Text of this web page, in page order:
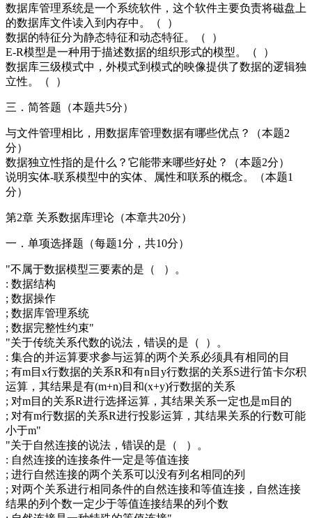
数据库管理系统是一个系统软件，这个软件主要负责将磁盘上
的数据库文件读入到内存中。（ ）
数据的特征分为静态特征和动态特征。（ ）
E-R模型是一种用于描述数据的组织形式的模型。（ ）
数据库三级模式中，外模式到模式的映像提供了数据的逻辑独
立性。（ ）
三．简答题（本题共5分）
与文件管理相比，用数据库管理数据有哪些优点？（本题2
分）
数据独立性指的是什么？它能带来哪些好处？（本题2分）
说明实体-联系模型中的实体、属性和联系的概念。（本题1
分）
第2章 关系数据库理论（本章共20分）
一．单项选择题（每题1分，共10分）
"不属于数据模型三要素的是（ ）。
: 数据结构
; 数据操作
; 数据库管理系统
; 数据完整性约束"
"关于传统关系代数的说法，错误的是（ ）。
: 集合的并运算要求参与运算的两个关系必须具有相同的目
; 有m目x行数据的关系R和有n目y行数据的关系S进行笛卡尔积
运算，其结果是有(m+n)目和(x+y)行数据的关系
; 对m目的关系R进行选择运算，其结果关系一定也是m目的
; 对有m行数据的关系R进行投影运算，其结果关系的行数可能
小于m"
"关于自然连接的说法，错误的是（ ）。
: 自然连接的连接条件一定是等值连接
; 进行自然连接的两个关系可以没有列名相同的列
; 对两个关系进行相同条件的自然连接和等值连接，自然连接
结果的列个数一定少于等值连接结果的列个数